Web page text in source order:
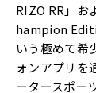
RIZO RR」お
hampion
いう極めて希
ォンアプリを
ータースポー